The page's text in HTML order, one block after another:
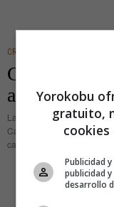
CREATIVIDAD
Carme
arquitectura
La mañana del 13 de abril
Carme Pinós en el 490 de
catástrofe, pero las
Yorokobu
gratuito,
cookies
Publicidad
publicidad
desarrollo